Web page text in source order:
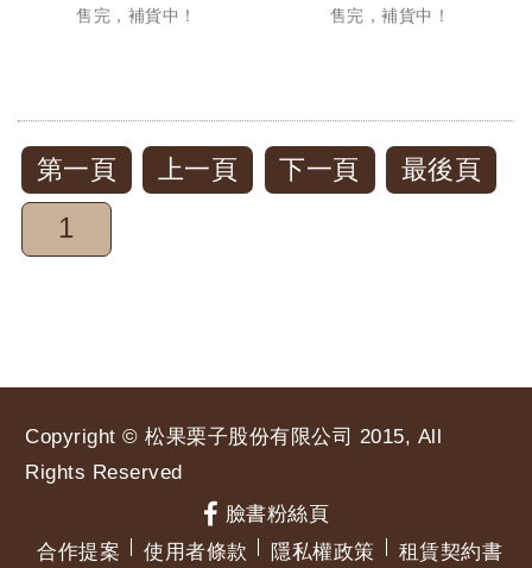
不鏽鋼- ARC-156-17
售完，補貨中！ 售完，補貨中！
第一頁 上一頁
1
下一頁 最後頁
Copyright © 松果栗子股份有限公司 2015, All
Rights Reserved
臉書粉絲頁
合作提案
使用者條款 隱私權政策 租賃契約書